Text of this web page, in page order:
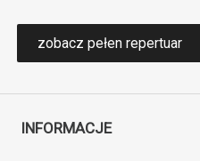
zobacz pełen repertuar
INFORMACJE